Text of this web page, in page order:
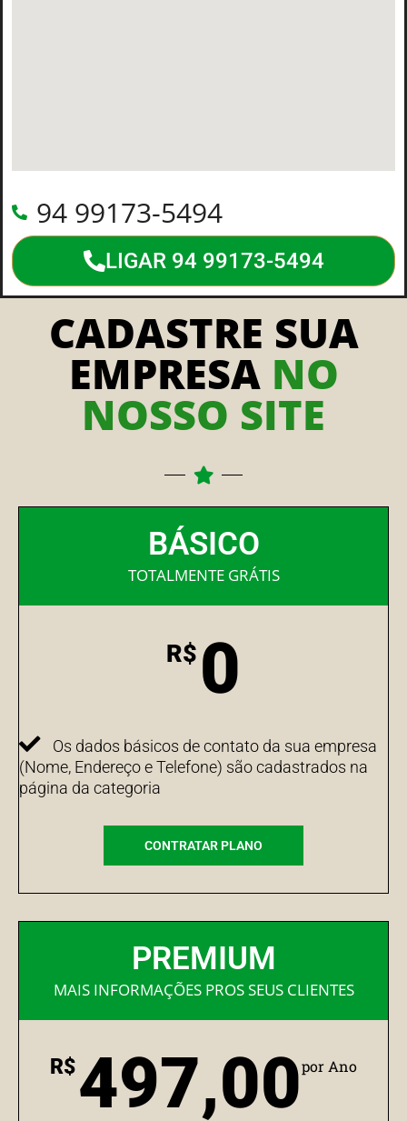
94 99173-5494
LIGAR 94 99173-5494
CADASTRE SUA
EMPRESA NO
NOSSO SITE
BÁSICO
TOTALMENTE GRÁTIS
R$ 0
Os dados básicos de contato da sua empresa
(Nome, Endereço e Telefone) são cadastrados na
página da categoria
CONTRATAR PLANO
PREMIUM
MAIS INFORMAÇÕES PROS SEUS CLIENTES
R$497,00por Ano